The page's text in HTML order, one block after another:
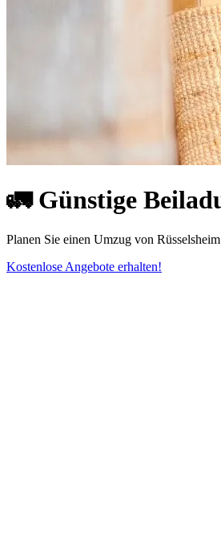
🚛 Günstige
Planen Sie einen Umzug von
Kostenlose Angebote erhalten!